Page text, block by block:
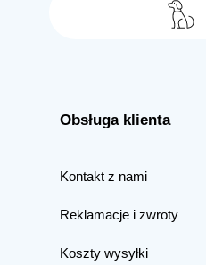
Obsługa klienta
Kontakt z nami
Reklamacje i zwroty
Koszty wysyłki